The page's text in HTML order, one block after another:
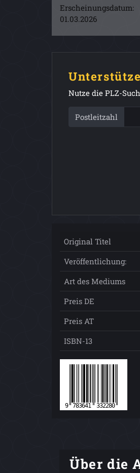
Erscheinungsdatum:
01.03.2026
Nutze die PLZ-
Postleitzahl
Original Titel
Veröffentlichung:
Art des Mediums
Preis DE
Preis AT
ISBN-13
Über die